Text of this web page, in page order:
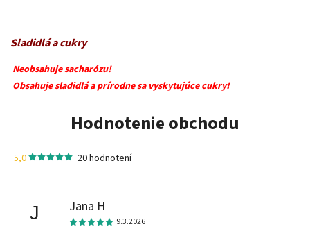
Sladidlá a cukry
Neobsahuje sacharózu!
Obsahuje sladidlá a prírodne sa vyskytujúce cukry!
Hodnotenie obchodu
5,0 20 hodnotení
J Jana H
9.3.2026